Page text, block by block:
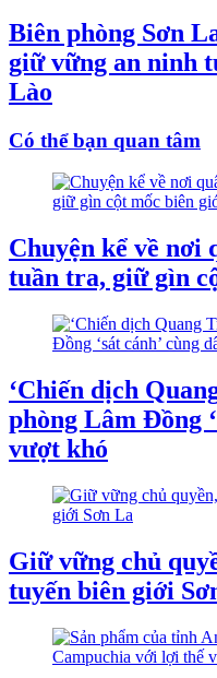
Biên phòng Sơn
giữ vững an ninh
Lào
Có thể bạn quan tâm
Chuyện kể về nơi
tuần tra, giữ gìn
‘Chiến dịch
phòng Lâm Đồng
vượt khó
Giữ vững chủ
tuyến biên giới